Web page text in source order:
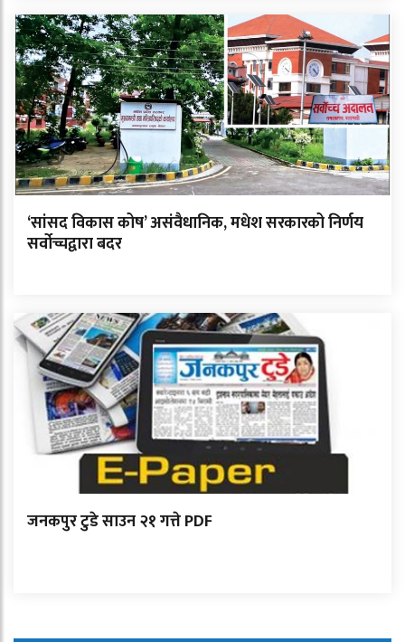
‘सांसद विकास कोष’ असंवैधानिक, मधेश सरकारको निर्णय
सर्वोच्चद्वारा बदर
जनकपुर टुडे साउन २१ गत्ते PDF